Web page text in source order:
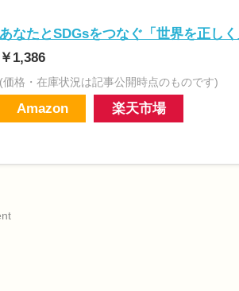
あなたとSDGsをつなぐ「世界を正し
￥1,386
(価格・在庫状況は記事公開時点のものです)
Amazon 楽天市場